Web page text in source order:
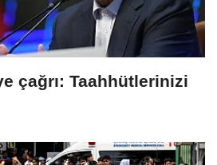
çağrı: Taahhütlerinizi